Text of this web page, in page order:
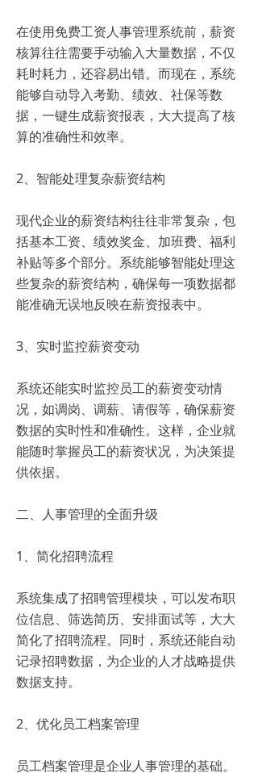
在使用免费工资人事管理系统前，薪资
核算往往需要手动输入大量数据，不仅
耗时耗力，还容易出错。而现在，系统
能够自动导入考勤、绩效、社保等数
据，一键生成薪资报表，大大提高了核
算的准确性和效率。
2、智能处理复杂薪资结构
现代企业的薪资结构往往非常复杂，包
括基本工资、绩效奖金、加班费、福利
补贴等多个部分。系统能够智能处理这
些复杂的薪资结构，确保每一项数据都
能准确无误地反映在薪资报表中。
3、实时监控薪资变动
系统还能实时监控员工的薪资变动情
况，如调岗、调薪、请假等，确保薪资
数据的实时性和准确性。这样，企业就
能随时掌握员工的薪资状况，为决策提
供依据。
二、人事管理的全面升级
1、简化招聘流程
系统集成了招聘管理模块，可以发布职
位信息、筛选简历、安排面试等，大大
简化了招聘流程。同时，系统还能自动
记录招聘数据，为企业的人才战略提供
数据支持。
2、优化员工档案管理
员工档案管理是企业人事管理的基础。